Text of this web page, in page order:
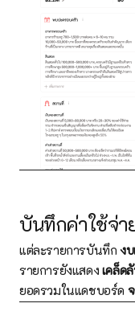
บันทึกค่าใช้จ่า
แต่ละรายการบันทึก ง
รายการยังแสดง เคล็ด
ยอดรวมในแดชบอร์ด